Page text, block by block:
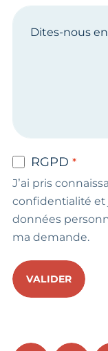
RGPD
J’ai pris
confidentialité et
données
ma demande.
VALIDER